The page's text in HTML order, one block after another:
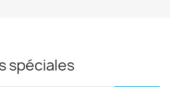
spéciales